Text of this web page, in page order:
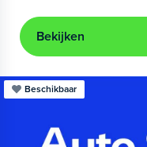
Bekijken
Beschikbaar